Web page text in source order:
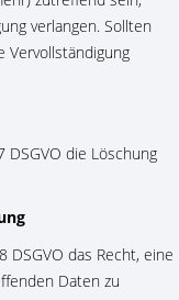
verlangen. Sollten
Vervollständigung
die Löschung
DSGVO das Recht, eine
Daten zu